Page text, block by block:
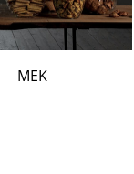
MEK